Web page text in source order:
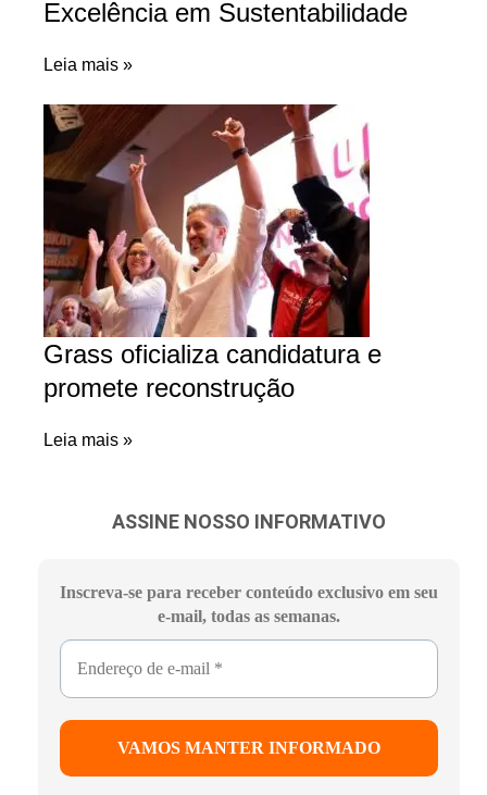
Excelência em Sustentabilidade
Leia mais »
Grass oficializa candidatura e
promete reconstrução
Leia mais »
ASSINE NOSSO INFORMATIVO
Inscreva-se para receber conteúdo exclusivo em seu
e-mail, todas as semanas.